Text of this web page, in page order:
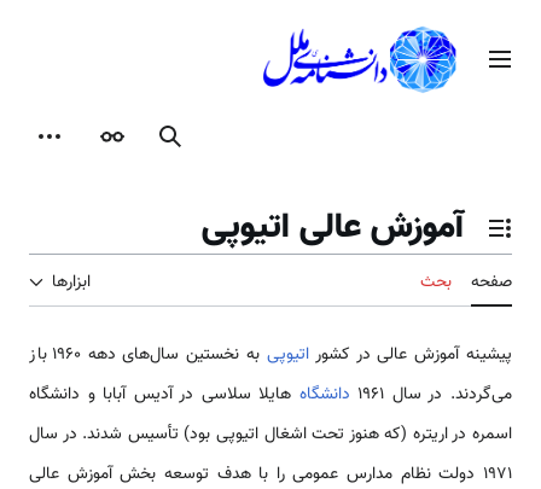
محتوامنوی اصلی
جستجوظاهر
تغییر وضعیت فهرست محتویات
آموزش عالی اتیوپی
صفحه بحث ابزارها
پیشینه آموزش عالی در کشوراتیوپی
به نخستین سال‌‌های دهه 1960 باز
‌می‌گردند. در سال 1961
دانشگاه‌ هایلا سلاسی در آدیس آبابا و دانشگاه
اسمره در اریتره (که هنوز تحت اشغال اتیوپی بود) تأسیس شدند. در سال
1971 دولت نظام مدارس عمو‌می را با هدف توسعه بخش آموزش عالی